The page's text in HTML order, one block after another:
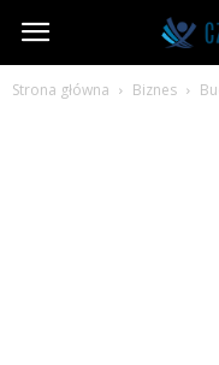
CzasAbsolwenta.pl
Strona główna Biznes